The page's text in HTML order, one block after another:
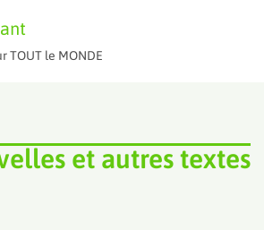
TOUT le MONDE
et autres textes